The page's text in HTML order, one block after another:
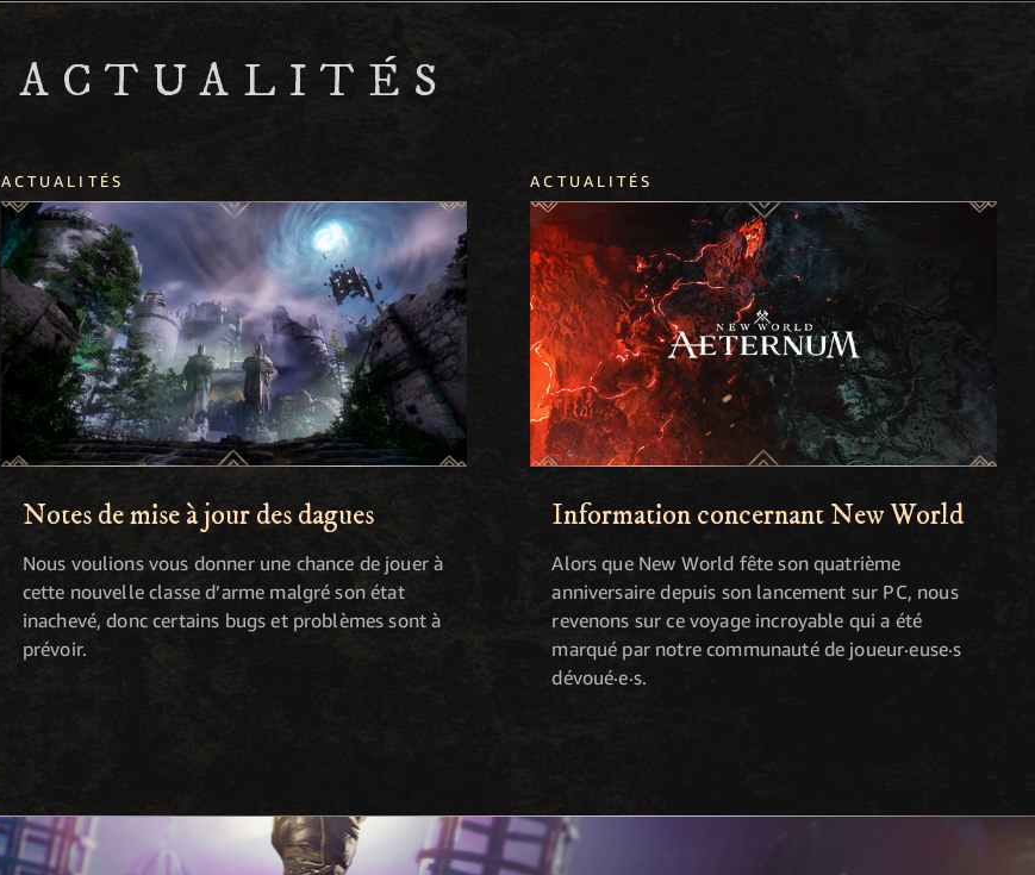
ACTUALITÉS
ACTUALITÉS
Notes de mise à jour des dagues
Nous voulions vous donner une chance de jouer à
cette nouvelle classe d’arme malgré son état
inachevé, donc certains bugs et problèmes sont à
prévoir.
ACTUALITÉS
Information concernant New World
Alors que New World fête son quatrième
anniversaire depuis son lancement sur PC, nous
revenons sur ce voyage incroyable qui a été
marqué par notre communauté de joueur·euse·s
dévoué·e·s.